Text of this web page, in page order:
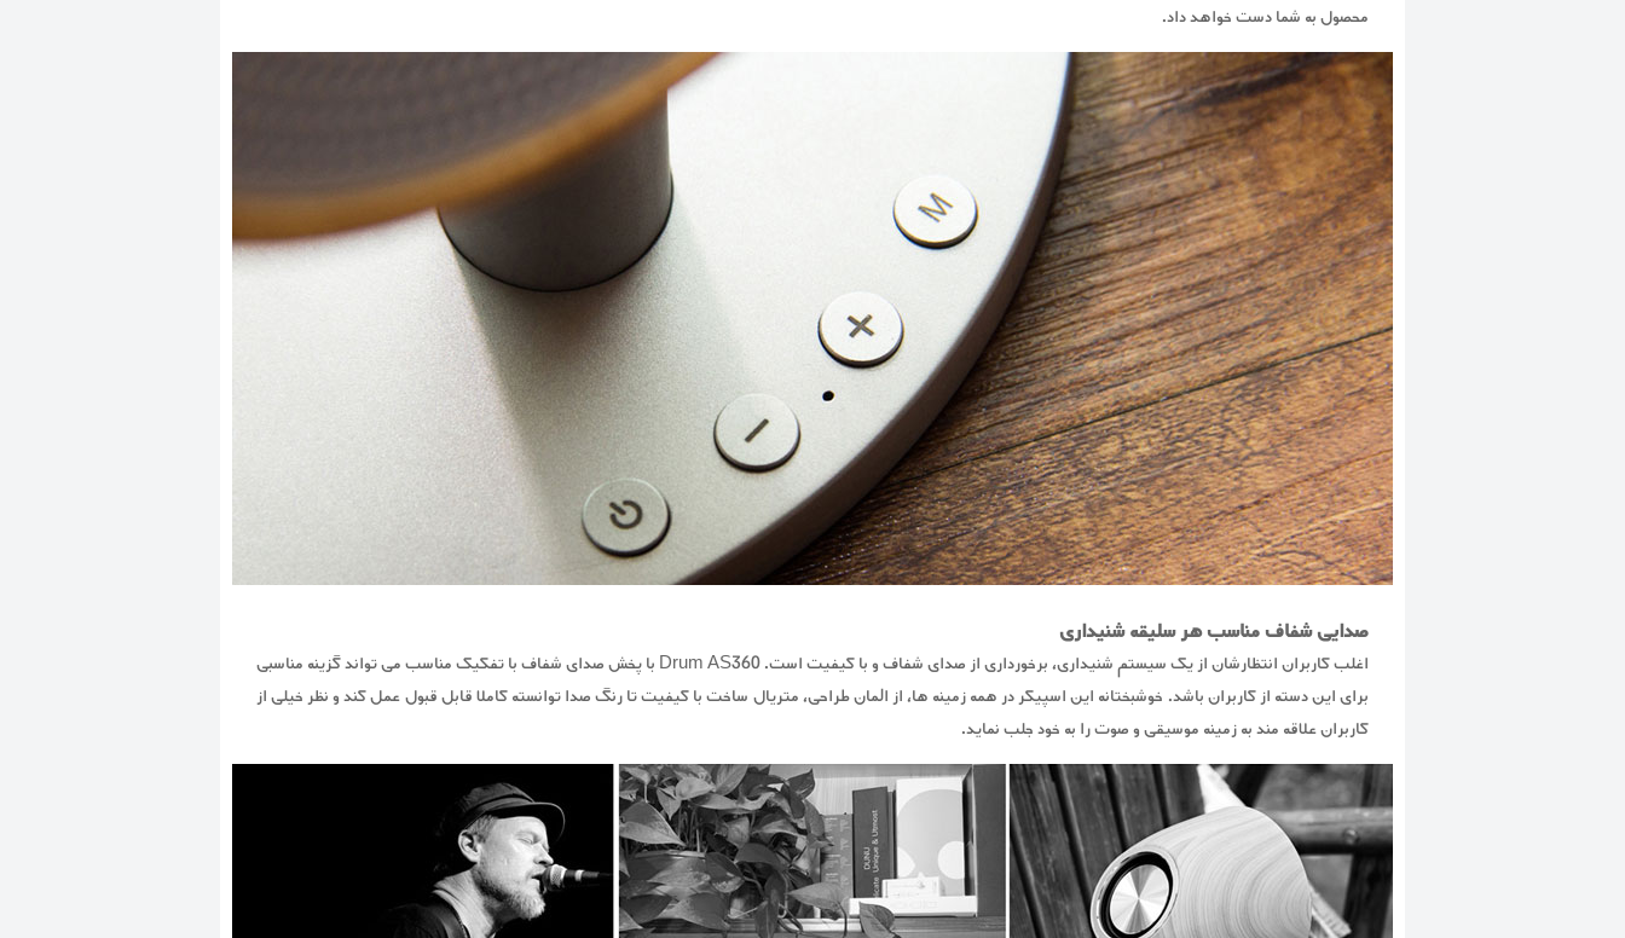
محصول به شما دست خواهد داد.
صدایی شفاف مناسب هر سلیقه شنیداری
اغلب کاربران انتظارشان از یک سیستم شنیداری، برخورداری از صدای شفاف و با کیفیت است. Drum AS360 با پخش صدای شفاف با تفکیک مناسب می تواند گزینه مناسبی
برای این دسته از کاربران باشد. خوشبختانه این اسپیکر در همه زمینه ها، از المان طراحی، متریال ساخت با کیفیت تا رنگ صدا توانسته کاملا قابل قبول عمل کند و نظر خیلی از
کاربران علاقه مند به زمینه موسیقی و صوت را به خود جلب نماید.